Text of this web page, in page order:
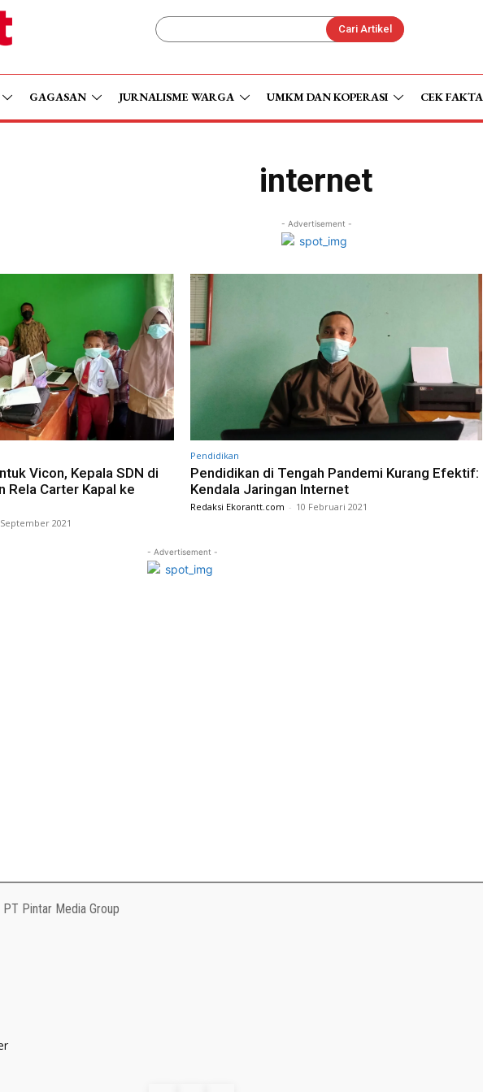
Cari Artikel
GAGASAN JURNALISME WARGA UMKM DAN KOPERASI CEK FAKTA
internet
- Advertisement -
Vicon, Kepala SDN di
Rela Carter Kapal ke
2021
Pendidikan
Pendidikan di Tengah Pandemi Kurang Efektif:
Kendala Jaringan Internet
Redaksi Ekorantt.com - 10 Februari 2021
- Advertisement -
PT Pintar Media Group